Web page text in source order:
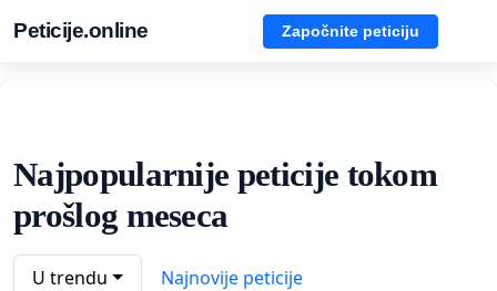
Peticije.online Započnite peticiju
Najpopularnije peticije tokom
prošlog meseca
U trendu Najnovije peticije